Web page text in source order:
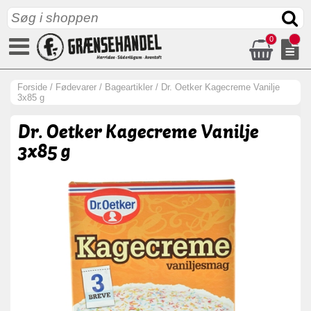
0
Forside / Fødevarer / Bageartikler / Dr. Oetker Kagecreme Vanilje
3x85 g
Dr. Oetker Kagecreme Vanilje
3x85 g